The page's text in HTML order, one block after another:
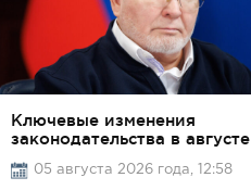
Ключевые изменения
законодательства в августе
05 августа 2026 года, 12:58